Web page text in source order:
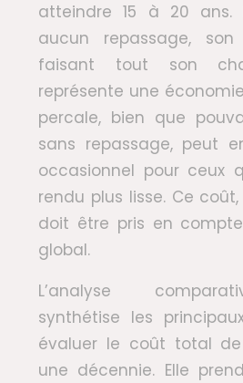
atteindre 15 à 20 ans.
aucun repassage,
faisant tout son
représente une
percale, bien que
sans repassage, peut
occasionnel pour ceux
rendu plus lisse. Ce
doit être pris en
global.
L’analyse
synthétise les
évaluer le coût total de
une décennie. Elle